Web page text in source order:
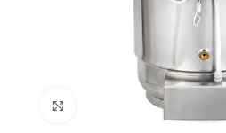
Клацніть, щоб збільшити